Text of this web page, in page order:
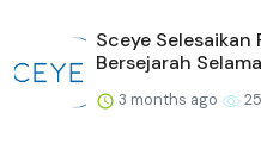
Sceye
Bersejarah Selama
3 months ago